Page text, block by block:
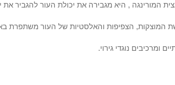
המוצקות, הצפיפות והאלסטיות של העור משתפרת
ומרכיבים נוגדי גירוי.